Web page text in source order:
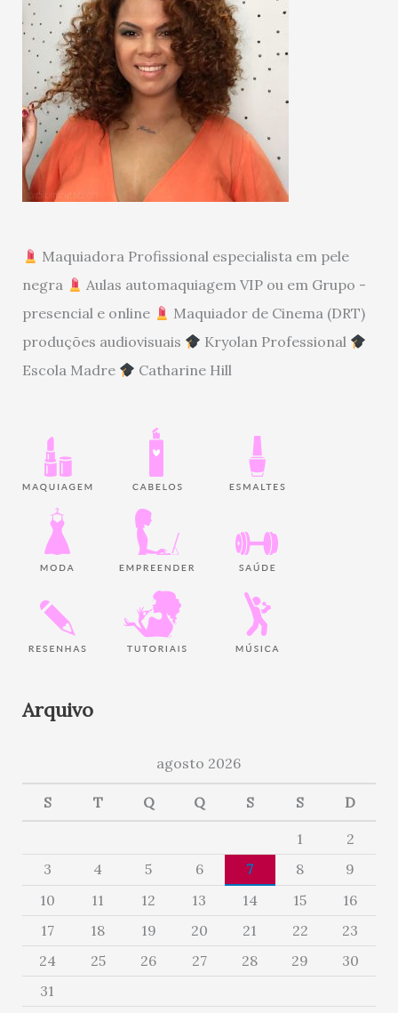
Maquiadora Profissional especialista em pele
negra
Aulas automaquiagem VIP ou em Grupo -
presencial e online
Maquiador de Cinema (DRT)
produções audiovisuais
Kryolan Professional
Escola Madre
Catharine Hill
Arquivo
agosto 2026
S T Q Q S S D
1
2
3
4 5 6 7 8
9
10
11 12 13 14 15
16
17
18 19 20 21 22
23
24
25 26 27 28 29
30
31